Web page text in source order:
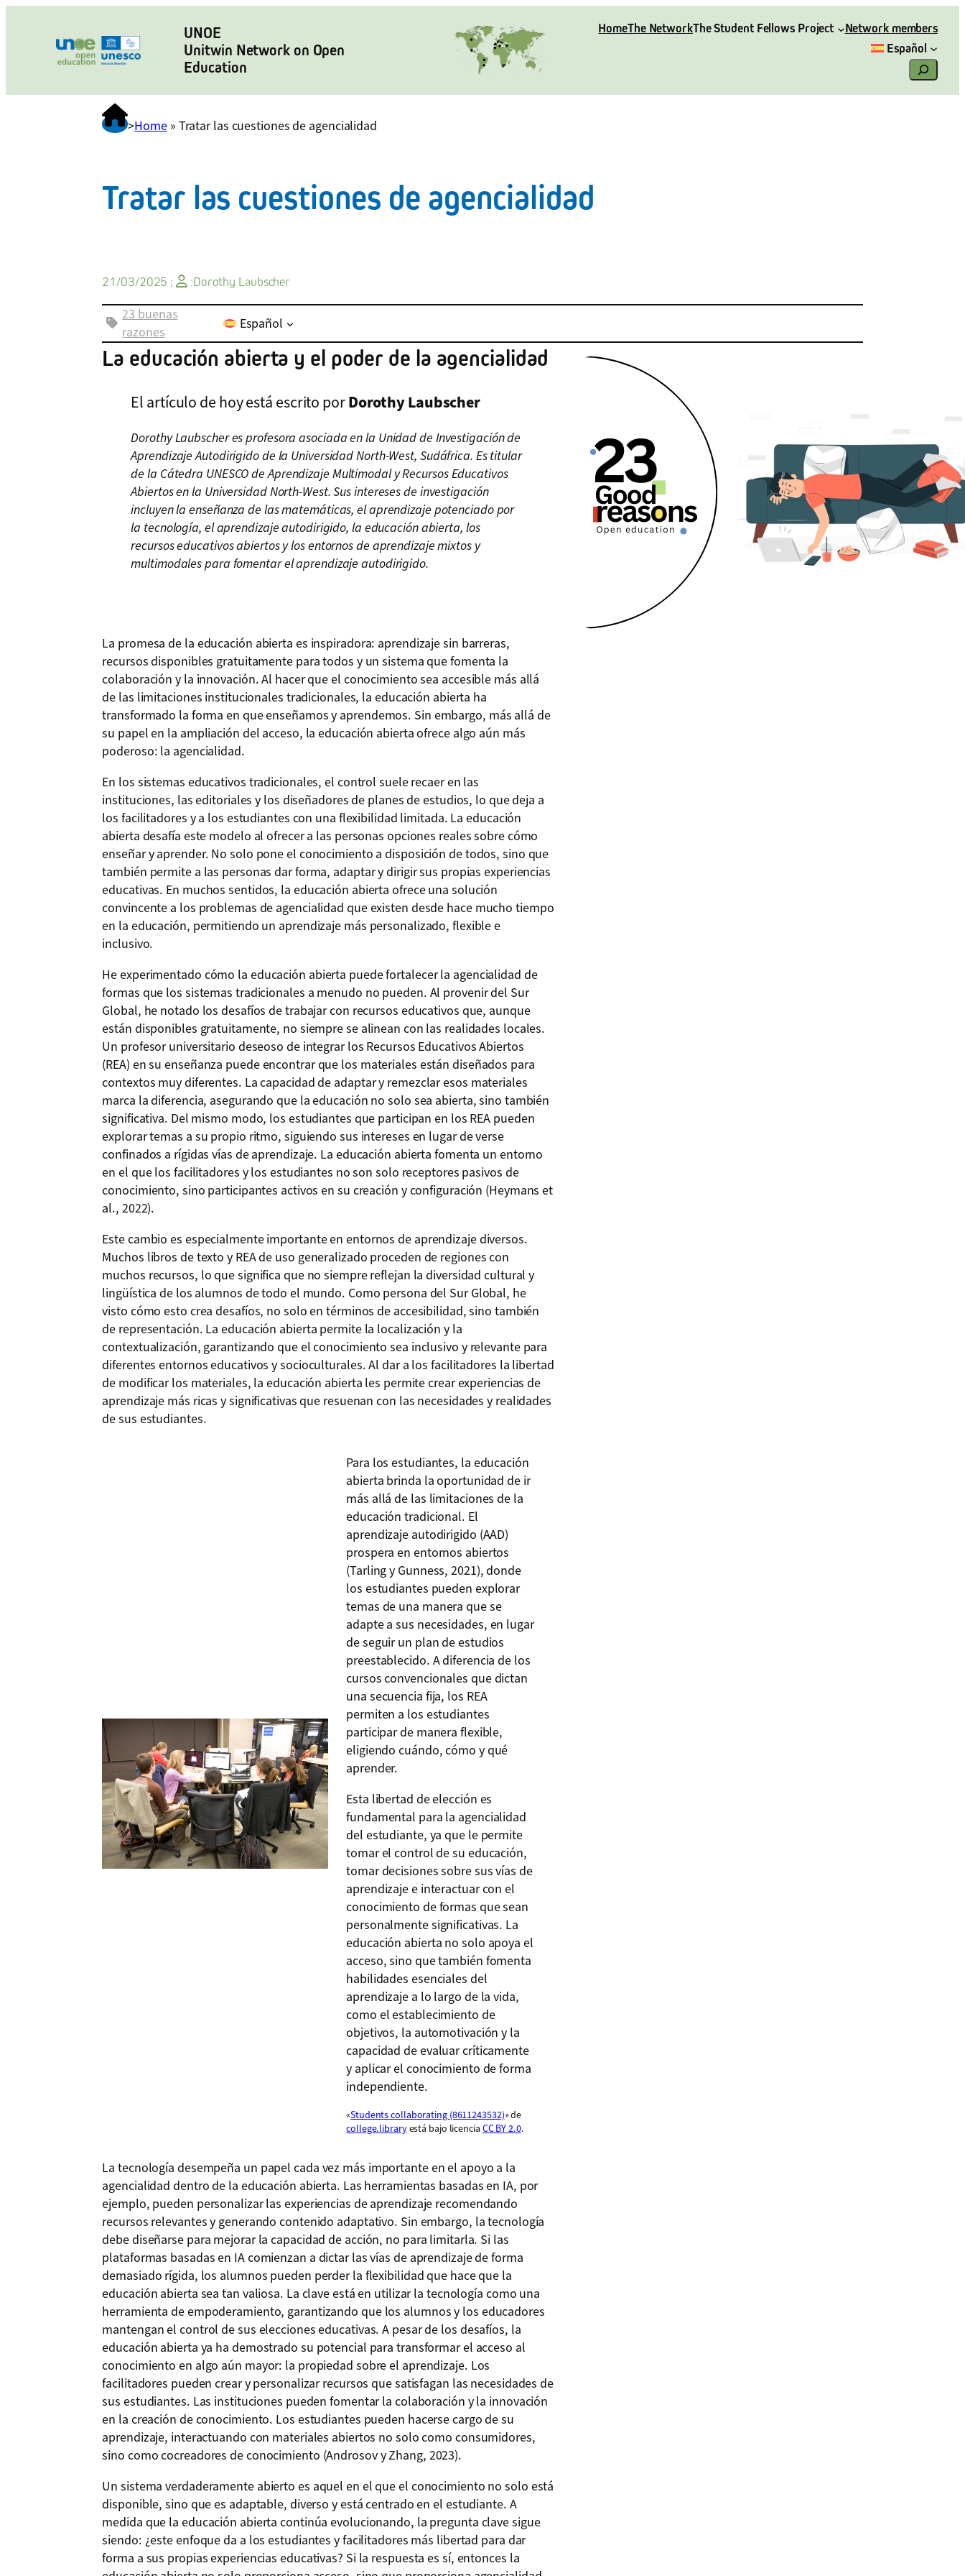
UNOE
Unitwin Network on Open
Education
HomeThe NetworkThe Student Fellows Project
Network members
Español
Search
>Home» Tratar las cuestiones de agencialidad
Tratar las cuestiones de agencialidad
21/03/2025 ; :Dorothy Laubscher
23 buenas
razones
Español
La educación abierta y el poder de la agencialidad
El artículo de hoy está escrito porDorothy Laubscher
Dorothy Laubscher es profesora asociada en la Unidad de Investigación de
Aprendizaje Autodirigido de la Universidad North-West, Sudáfrica. Es titular
de la Cátedra UNESCO de Aprendizaje Multimodal y Recursos Educativos
Abiertos en la Universidad North-West. Sus intereses de investigación
incluyen la enseñanza de las matemáticas, el aprendizaje potenciado por
la tecnología, el aprendizaje autodirigido, la educación abierta, los
recursos educativos abiertos y los entornos de aprendizaje mixtos y
multimodales para fomentar el aprendizaje autodirigido.
La promesa de la educación abierta es inspiradora: aprendizaje sin barreras,
recursos disponibles gratuitamente para todos y un sistema que fomenta la
colaboración y la innovación. Al hacer que el conocimiento sea accesible más allá
de las limitaciones institucionales tradicionales, la educación abierta ha
transformado la forma en que enseñamos y aprendemos. Sin embargo, más allá de
su papel en la ampliación del acceso, la educación abierta ofrece algo aún más
poderoso: la agencialidad.
En los sistemas educativos tradicionales, el control suele recaer en las
instituciones, las editoriales y los diseñadores de planes de estudios, lo que deja a
los facilitadores y a los estudiantes con una flexibilidad limitada. La educación
abierta desafía este modelo al ofrecer a las personas opciones reales sobre cómo
enseñar y aprender. No solo pone el conocimiento a disposición de todos, sino que
también permite a las personas dar forma, adaptar y dirigir sus propias experiencias
educativas. En muchos sentidos, la educación abierta ofrece una solución
convincente a los problemas de agencialidad que existen desde hace mucho tiempo
en la educación, permitiendo un aprendizaje más personalizado, flexible e
inclusivo.
He experimentado cómo la educación abierta puede fortalecer la agencialidad de
formas que los sistemas tradicionales a menudo no pueden. Al provenir del Sur
Global, he notado los desafíos de trabajar con recursos educativos que, aunque
están disponibles gratuitamente, no siempre se alinean con las realidades locales.
Un profesor universitario deseoso de integrar los Recursos Educativos Abiertos
(REA) en su enseñanza puede encontrar que los materiales están diseñados para
contextos muy diferentes. La capacidad de adaptar y remezclar esos materiales
marca la diferencia, asegurando que la educación no solo sea abierta, sino también
significativa. Del mismo modo, los estudiantes que participan en los REA pueden
explorar temas a su propio ritmo, siguiendo sus intereses en lugar de verse
confinados a rígidas vías de aprendizaje. La educación abierta fomenta un entorno
en el que los facilitadores y los estudiantes no son solo receptores pasivos de
conocimiento, sino participantes activos en su creación y configuración (Heymans et
al., 2022).
Este cambio es especialmente importante en entornos de aprendizaje diversos.
Muchos libros de texto y REA de uso generalizado proceden de regiones con
muchos recursos, lo que significa que no siempre reflejan la diversidad cultural y
lingüística de los alumnos de todo el mundo. Como persona del Sur Global, he
visto cómo esto crea desafíos, no solo en términos de accesibilidad, sino también
de representación. La educación abierta permite la localización y la
contextualización, garantizando que el conocimiento sea inclusivo y relevante para
diferentes entornos educativos y socioculturales. Al dar a los facilitadores la libertad
de modificar los materiales, la educación abierta les permite crear experiencias de
aprendizaje más ricas y significativas que resuenan con las necesidades y realidades
de sus estudiantes.
Para los estudiantes, la educación
abierta brinda la oportunidad de ir
más allá de las limitaciones de la
educación tradicional. El
aprendizaje autodirigido (AAD)
prospera en entornos abiertos
(Tarling y Gunness, 2021), donde
los estudiantes pueden explorar
temas de una manera que se
adapte a sus necesidades, en lugar
de seguir un plan de estudios
preestablecido. A diferencia de los
cursos convencionales que dictan
una secuencia fija, los REA
permiten a los estudiantes
participar de manera flexible,
eligiendo cuándo, cómo y qué
aprender.
Esta libertad de elección es
fundamental para la agencialidad
del estudiante, ya que le permite
tomar el control de su educación,
tomar decisiones sobre sus vías de
aprendizaje e interactuar con el
conocimiento de formas que sean
personalmente significativas. La
educación abierta no solo apoya el
acceso, sino que también fomenta
habilidades esenciales del
aprendizaje a lo largo de la vida,
como el establecimiento de
objetivos, la automotivación y la
capacidad de evaluar críticamente
y aplicar el conocimiento de forma
independiente.
«Students collaborating (8611243532)» de
college.libraryestá bajo licenciaCC BY 2.0.
La tecnología desempeña un papel cada vez más importante en el apoyo a la
agencialidad dentro de la educación abierta. Las herramientas basadas en IA, por
ejemplo, pueden personalizar las experiencias de aprendizaje recomendando
recursos relevantes y generando contenido adaptativo. Sin embargo, la tecnología
debe diseñarse para mejorar la capacidad de acción, no para limitarla. Si las
plataformas basadas en IA comienzan a dictar las vías de aprendizaje de forma
demasiado rígida, los alumnos pueden perder la flexibilidad que hace que la
educación abierta sea tan valiosa. La clave está en utilizar la tecnología como una
herramienta de empoderamiento, garantizando que los alumnos y los educadores
mantengan el control de sus elecciones educativas. A pesar de los desafíos, la
educación abierta ya ha demostrado su potencial para transformar el acceso al
conocimiento en algo aún mayor: la propiedad sobre el aprendizaje. Los
facilitadores pueden crear y personalizar recursos que satisfagan las necesidades de
sus estudiantes. Las instituciones pueden fomentar la colaboración y la innovación
en la creación de conocimiento. Los estudiantes pueden hacerse cargo de su
aprendizaje, interactuando con materiales abiertos no solo como consumidores,
sino como cocreadores de conocimiento (Androsov y Zhang, 2023).
Un sistema verdaderamente abierto es aquel en el que el conocimiento no solo está
disponible, sino que es adaptable, diverso y está centrado en el estudiante. A
medida que la educación abierta continúa evolucionando, la pregunta clave sigue
siendo: ¿este enfoque da a los estudiantes y facilitadores más libertad para dar
forma a sus propias experiencias educativas? Si la respuesta es sí, entonces la